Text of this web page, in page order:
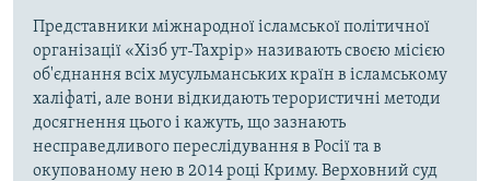
Представники міжнародної ісламської політичної
організації «Хізб ут-Тахрір» називають своєю місією
об'єднання всіх мусульманських країн в ісламському
халіфаті, але вони відкидають терористичні методи
досягнення цього і кажуть, що зазнають
несправедливого переслідування в Росії та в
окупованому нею в 2014 році Криму. Верховний суд